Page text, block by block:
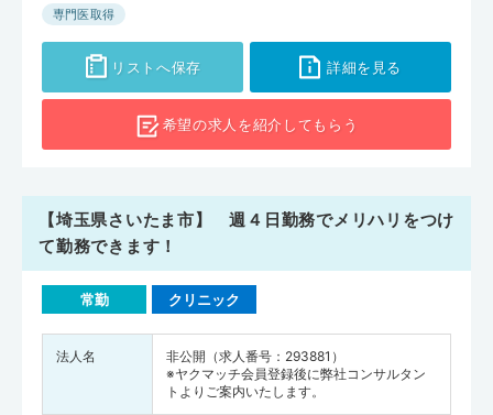
専門医取得
リストへ保存 詳細を見る
希望の求人を紹介してもらう
【埼玉県さいたま市】 週４日勤務でメリハリをつけ
て勤務できます！
常勤 クリニック
法人名
非公開（求人番号：293881）
※ヤクマッチ会員登録後に弊社コンサルタン
トよりご案内いたします。